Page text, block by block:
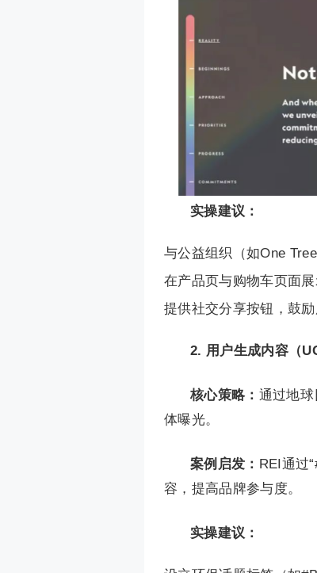
实操建议：
与公益组织（如One
在产品页与购物车页面
提供社交分享按钮，鼓励
2. 用户生成内容（
核心策略： 通过地
体曝光。
案例启发： REI通过
容，提高品牌参与度。
实操建议：